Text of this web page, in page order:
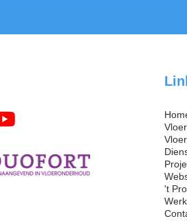
't